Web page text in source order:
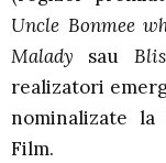
Uncle Bonmee
Malady sau
realizatori
nominalizate la
Film.